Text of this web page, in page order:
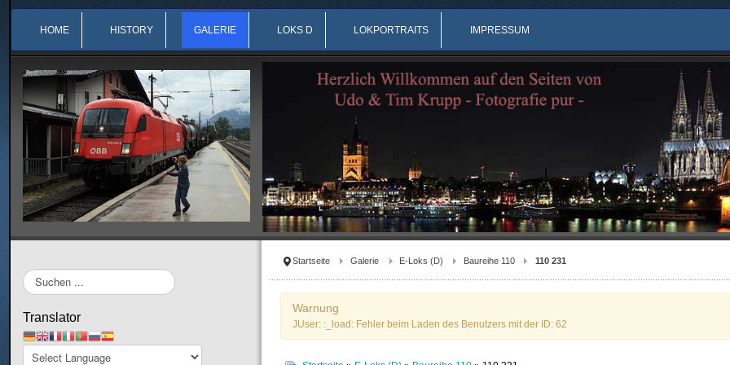
HOME HISTORY GALERIE LOKS D LOKPORTRAITS IMPRESSUM
Startseite Galerie E-Loks (D) Baureihe 110 110 231
Warnung
JUser: :_load: Fehler beim Laden des Benutzers mit der ID: 62
Suchen
...
Translator